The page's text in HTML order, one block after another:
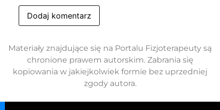
Materiały znajdujące się na Portalu Fizjoterapeuty są
chronione prawem autorskim. Zabrania się
kopiowania w jakiejkolwiek formie bez uprzedniej
zgody autora.